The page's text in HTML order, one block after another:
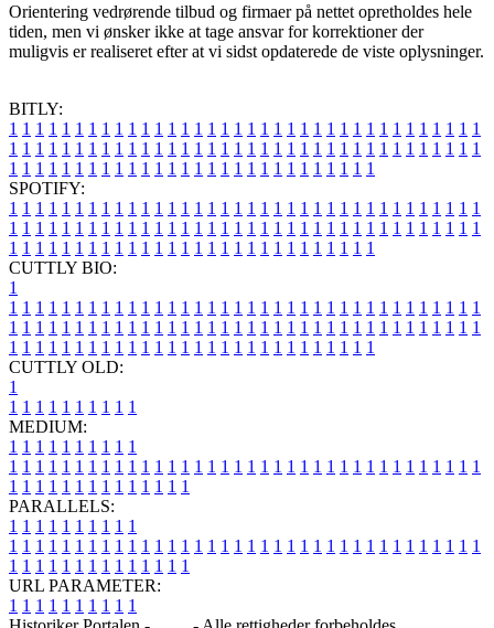
Orientering vedrørende tilbud og firmaer på nettet opretholdes hele
tiden, men vi ønsker ikke at tage ansvar for korrektioner der
muligvis er realiseret efter at vi sidst opdaterede de viste oplysninger.
BITLY:
1 1 1 1 1 1 1 1 1 1 1 1 1 1 1 1 1 1 1 1 1 1 1 1 1 1 1 1 1 1 1 1 1 1 1 1
1 1 1 1 1 1 1 1 1 1 1 1 1 1 1 1 1 1 1 1 1 1 1 1 1 1 1 1 1 1 1 1 1 1 1 1
1 1 1 1 1 1 1 1 1 1 1 1 1 1 1 1 1 1 1 1 1 1 1 1 1 1 1 1
SPOTIFY:
1 1 1 1 1 1 1 1 1 1 1 1 1 1 1 1 1 1 1 1 1 1 1 1 1 1 1 1 1 1 1 1 1 1 1 1
1 1 1 1 1 1 1 1 1 1 1 1 1 1 1 1 1 1 1 1 1 1 1 1 1 1 1 1 1 1 1 1 1 1 1 1
1 1 1 1 1 1 1 1 1 1 1 1 1 1 1 1 1 1 1 1 1 1 1 1 1 1 1 1
CUTTLY BIO:
1
1 1 1 1 1 1 1 1 1 1 1 1 1 1 1 1 1 1 1 1 1 1 1 1 1 1 1 1 1 1 1 1 1 1 1 1
1 1 1 1 1 1 1 1 1 1 1 1 1 1 1 1 1 1 1 1 1 1 1 1 1 1 1 1 1 1 1 1 1 1 1 1
1 1 1 1 1 1 1 1 1 1 1 1 1 1 1 1 1 1 1 1 1 1 1 1 1 1 1 1
CUTTLY OLD:
1
1 1 1 1 1 1 1 1 1 1
MEDIUM:
1 1 1 1 1 1 1 1 1 1
1 1 1 1 1 1 1 1 1 1 1 1 1 1 1 1 1 1 1 1 1 1 1 1 1 1 1 1 1 1 1 1 1 1 1 1
1 1 1 1 1 1 1 1 1 1 1 1 1 1
PARALLELS:
1 1 1 1 1 1 1 1 1 1
1 1 1 1 1 1 1 1 1 1 1 1 1 1 1 1 1 1 1 1 1 1 1 1 1 1 1 1 1 1 1 1 1 1 1 1
1 1 1 1 1 1 1 1 1 1 1 1 1 1
URL PARAMETER:
1 1 1 1 1 1 1 1 1 1